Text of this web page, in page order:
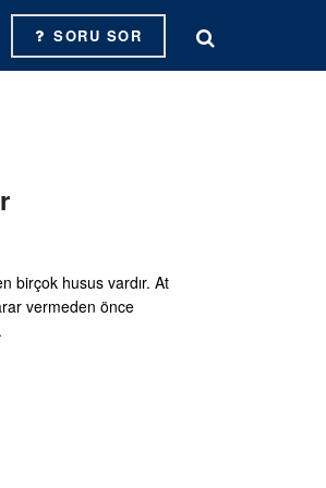
SORU SOR
birçok husus vardır. At
vermeden önce